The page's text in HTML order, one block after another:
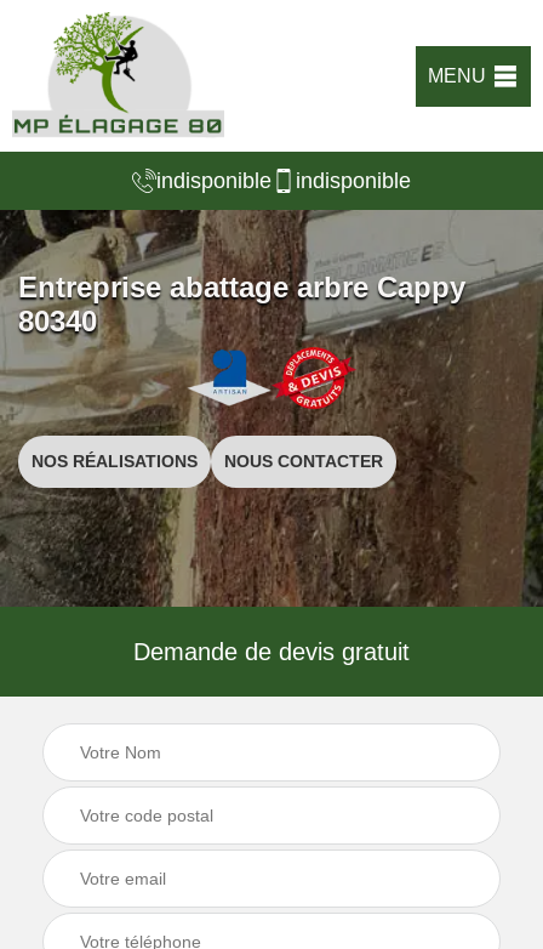
MENU
indisponible indisponible
Entreprise abattage arbre Cappy
80340
NOS RÉALISATIONS NOUS CONTACTER
Demande de devis gratuit